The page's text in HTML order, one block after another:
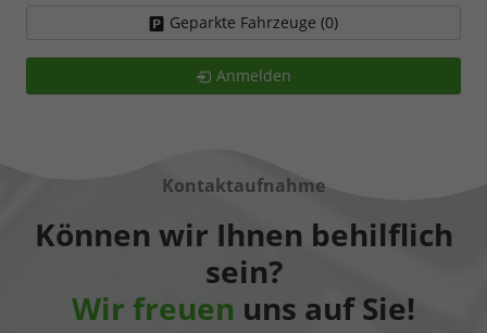
Geparkte Fahrzeuge (0)
Anmelden
Kontaktaufnahme
Können wir Ihnen behilflich
sein?
Wir freuen uns auf Sie!